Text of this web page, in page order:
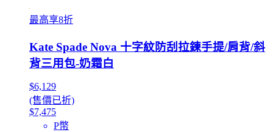
最高享8折
Kate Spade Nova 十字紋防刮拉鍊手提/肩背/斜
背三用包-奶霜白
$6,129
(售價已折)
$7,475
P幣